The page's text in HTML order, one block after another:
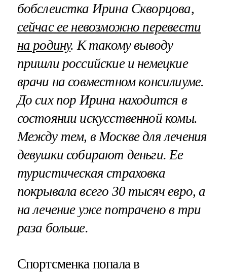
бобслеистка Ирина Скворцова,
сейчас ее невозможно перевести
на родину. К такому выводу
пришли российские и немецкие
врачи на совместном консилиуме.
До сих пор Ирина находится в
состоянии искусственной комы.
Между тем, в Москве для лечения
девушки собирают деньги. Ее
туристическая страховка
покрывала всего 30 тысяч евро, а
на лечение уже потрачено в три
раза больше.
Спортсменка попала в